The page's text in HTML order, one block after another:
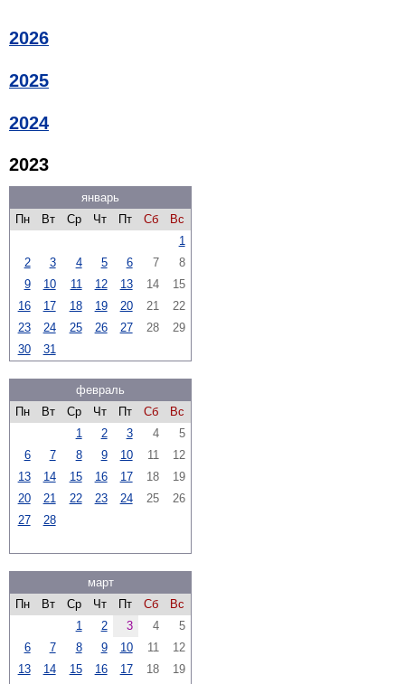
2026
2025
2024
2023
январь
Пн
Вт Ср Чт Пт Сб
Вс
1
2
3 4 5 6 7
8
9
10 11 12 13 14
15
16
17 18 19 20 21
22
23
24 25 26 27 28
29
30
31
февраль
Пн
Вт Ср Чт Пт Сб
Вс
1
2 3 4
5
6
7 8 9 10 11
12
13
14 15 16 17 18
19
20
21 22 23 24 25
26
27
28
март
Пн
Вт Ср Чт Пт Сб
Вс
1
2 3 4
5
6
7 8 9 10 11
12
13
14 15 16 17 18
19